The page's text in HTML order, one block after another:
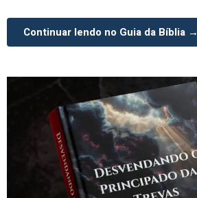
Continuar lendo no Guia da Bíblia →